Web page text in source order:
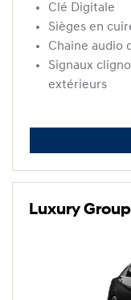
Clé Digitale
Sièges en
Chaine audio
Signaux
extérieurs
Luxury